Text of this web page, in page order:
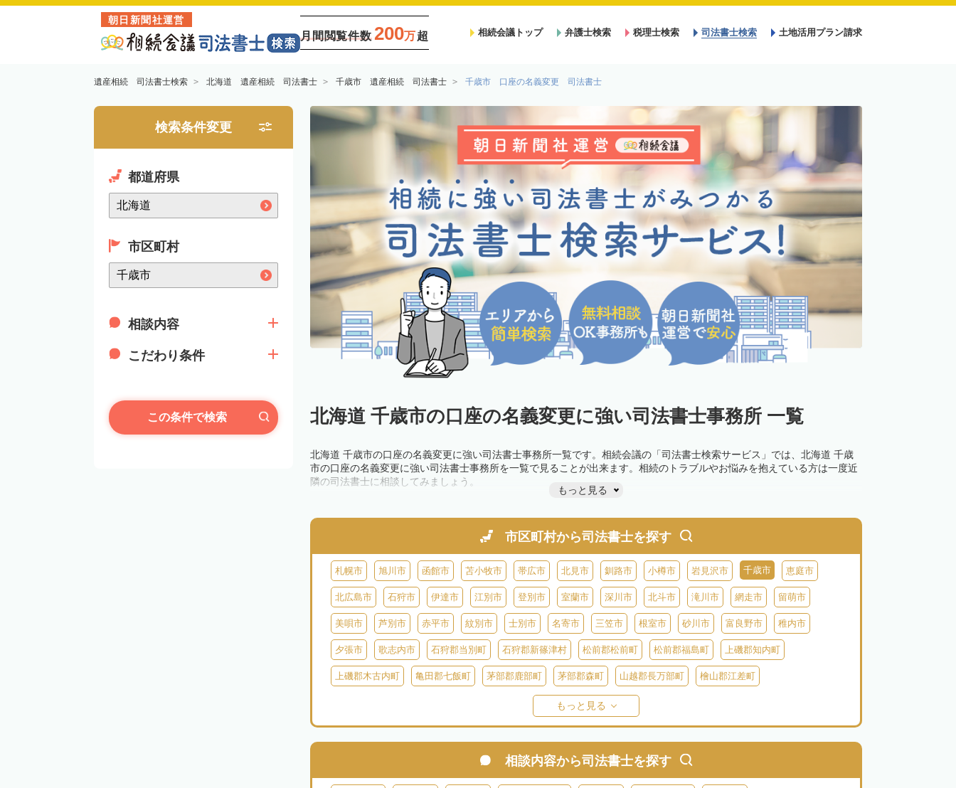
朝日新聞社運営
月間閲覧件数 200万超 相続会議トップ 弁護士検索 税理士検索 司法書士検索 土地活用プラン請求
遺産相続 司法書士検索 北海道 遺産相続 司法書士 千歳市 遺産相続 司法書士 千歳市 口座の名義変更 司法書士
検索条件変更
都道府県
市区町村
相談内容
こだわり条件
この条件で検索 北海道 千歳市の口座の名義変更に強い司法書士事務所 一覧
北海道 千歳市の口座の名義変更に強い司法書士事務所一覧です。相続会議の「司法書士検索サービス」では、北海道 千歳
市の口座の名義変更に強い司法書士事務所を一覧で見ることが出来ます。相続のトラブルやお悩みを抱えている方は一度近
隣の司法書士に相談してみましょう。
もっと見る
市区町村から司法書士を探す
札幌市 旭川市 函館市 苫小牧市 帯広市 北見市 釧路市 小樽市 岩見沢市 千歳市 恵庭市
北広島市 石狩市 伊達市 江別市 登別市 室蘭市 深川市 北斗市 滝川市 網走市 留萌市
美唄市 芦別市 赤平市 紋別市 士別市 名寄市 三笠市 根室市 砂川市 富良野市 稚内市
夕張市 歌志内市 石狩郡当別町 石狩郡新篠津村 松前郡松前町 松前郡福島町 上磯郡知内町
上磯郡木古内町 亀田郡七飯町 茅部郡鹿部町 茅部郡森町 山越郡長万部町 檜山郡江差町
奥尻郡奥尻町
島牧郡島牧村 寿都郡寿都町 寿都郡黒松内町 磯谷郡蘭越町 虻田郡ニセコ町 虻田郡倶知安町
虻田郡喜茂別町 虻田郡京極町 虻田郡豊浦町
岩内郡共和町 岩内郡岩内町 二海郡八雲町 古宇郡泊村 古宇郡神恵内村 古平郡古平町 積丹郡積丹町
もっと見る
相談内容から司法書士を探す